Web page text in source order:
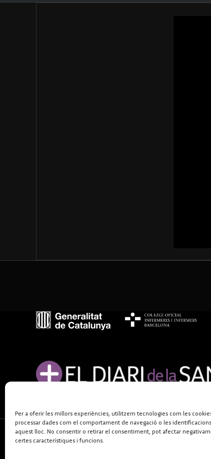
Per a oferir les millors experiències, utilitzem tecnologies com les
processar dades com el comportament de navegació o les
aquest lloc. No consentir o retirar el consentiment, pot afectar
certes característiques i funcions.